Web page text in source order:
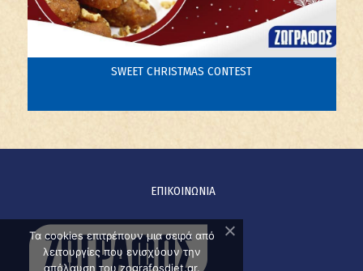
SWEET CHRISTMAS CONTEST
ΕΠΙΚΟΙΝΩΝΙΑ
Τα cookies επιτρέπουν μια σειρά από
λειτουργίες που ενισχύουν την
απόλαυση του zografosdiet.gr.